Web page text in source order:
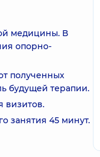
медицины. В
опорно-
полученных
будущей терапии.
визитов.
занятия 45 минут.